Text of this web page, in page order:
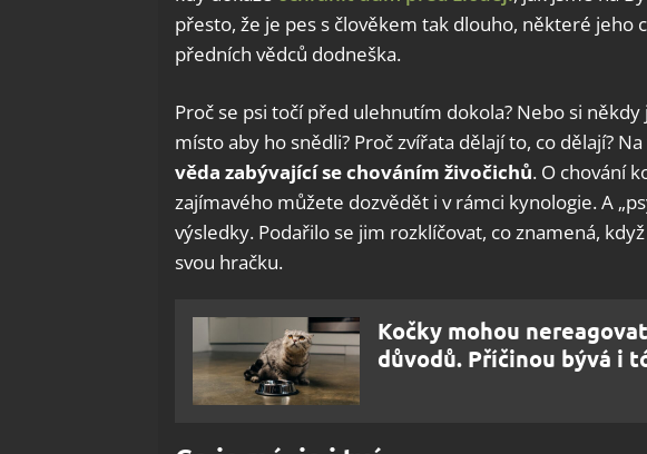
přesto, že je pes s člověkem tak dlouho, některé jeho
předních vědců dodneška.
Proč se psi točí před ulehnutím dokola? Nebo si
místo aby ho snědli? Proč zvířata dělají to, co dělají?
věda zabývající se chováním živočichů. O chování
zajímavého můžete dozvědět i v rámci kynologie. A
výsledky. Podařilo se jim rozklíčovat, co znamená,
svou hračku.
Kočky mohou
důvodů. Příčinou bývá i